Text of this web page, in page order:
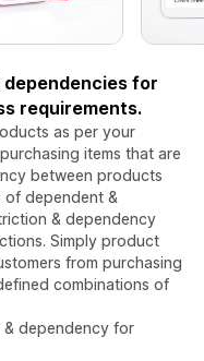
for
requirements.
as per your
items that are
between products
of dependent &
& dependency
Simply product
from purchasing
combinations of
& dependency for